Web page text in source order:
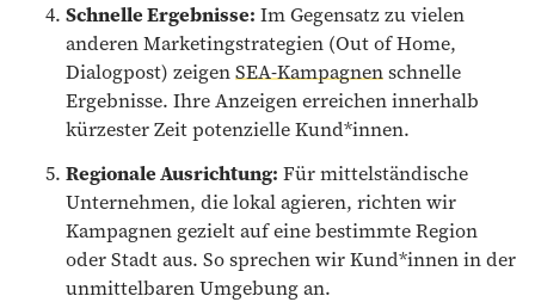
Schnelle Ergebnisse: Im Gegensatz zu vielen
anderen Marketingstrategien (Out of Home,
Dialogpost) zeigenSEA-Kampagnenschnelle
Ergebnisse. Ihre Anzeigen erreichen innerhalb
kürzester Zeit potenzielle Kund*innen.
Regionale Ausrichtung: Für mittelständische
Unternehmen, die lokal agieren, richten wir
Kampagnen gezielt auf eine bestimmte Region
oder Stadt aus. So sprechen wir Kund*innen in der
unmittelbaren Umgebung an.